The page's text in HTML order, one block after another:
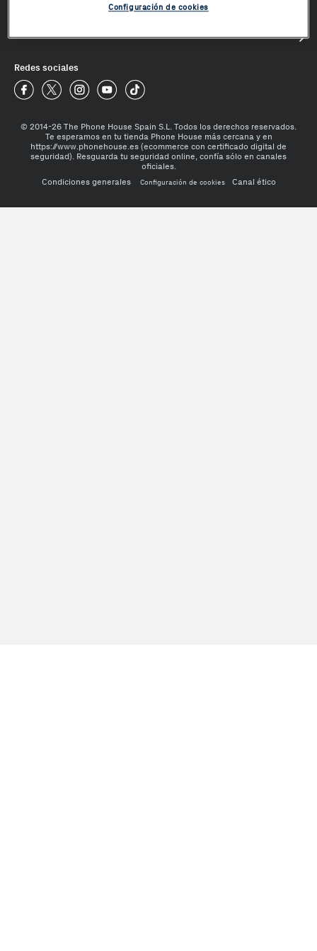
Redes sociales
Phone House Facebook
Phone House Twitter
Phone House Instagram
Phone House Youtube
© 2014-26 The Phone House Spain S.L. Todos los derechos reservados.
Te esperamos en tu tienda Phone House más cercana y en
https://www.phonehouse.es (ecommerce con certificado digital de
seguridad). Resguarda tu seguridad online, confía sólo en canales
oficiales.
Condiciones generales
Configuración de cookies Canal ético
Configuración de cookies